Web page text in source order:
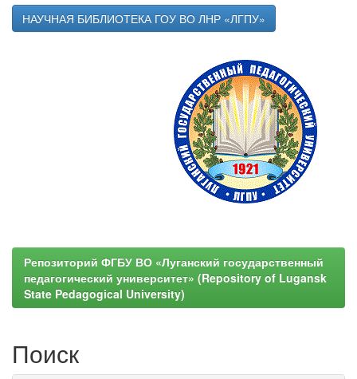
НАУЧНАЯ БИБЛИОТЕКА ГОУ ВО ЛНР «ЛГПУ»
Репозиторий ФГБУ ВО «Луганский государственный
педагогический университет» (Repository of Lugansk
State Pedagogical University)
Поиск